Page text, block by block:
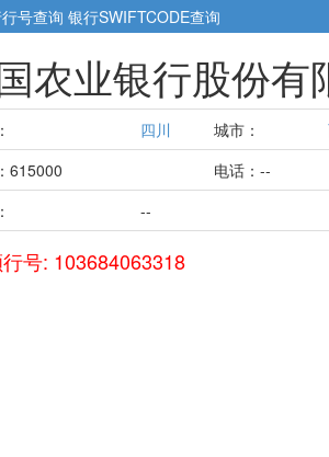
号查询 银行SWIFTCODE查询
农业银行股份
四川 城市：
615000
电话：--
--
号: 103684063318